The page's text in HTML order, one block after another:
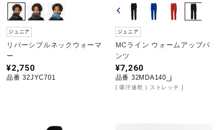
ジュニア
リバーシブルネックウォーマ
ー
¥2,750
品番 32JYC701
ジュニア
MCライン ウォームアップパ
ンツ
¥7,260
品番 32MDA140_j
吸汗速乾 ストレッチ